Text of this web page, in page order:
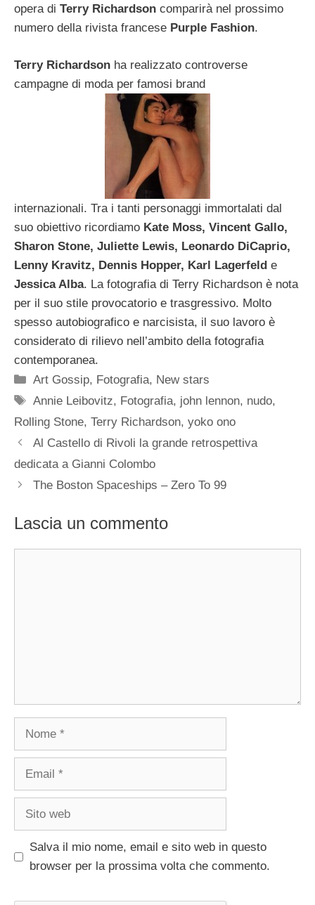
opera di Terry Richardson comparirà nel prossimo
numero della rivista francese Purple Fashion.
Terry Richardson ha realizzato controverse
campagne di moda per famosi brand
internazionali. Tra i tanti personaggi immortalati dal
suo obiettivo ricordiamo Kate Moss, Vincent Gallo,
Sharon Stone, Juliette Lewis, Leonardo DiCaprio,
Lenny Kravitz, Dennis Hopper, Karl Lagerfeld e
Jessica Alba. La fotografia di Terry Richardson è nota
per il suo stile provocatorio e trasgressivo. Molto
spesso autobiografico e narcisista, il suo lavoro è
considerato di rilievo nell’ambito della fotografia
contemporanea.
Categorie
Art Gossip, Fotografia, New stars
Tag
Annie Leibovitz, Fotografia, john lennon, nudo,
Rolling Stone, Terry Richardson, yoko ono
Al Castello di Rivoli la grande retrospettiva
dedicata a Gianni Colombo
The Boston Spaceships – Zero To 99
Lascia un commento
Nome
Email
Sito
Salva il mio nome, email e sito web in questo
browser per la prossima volta che commento.